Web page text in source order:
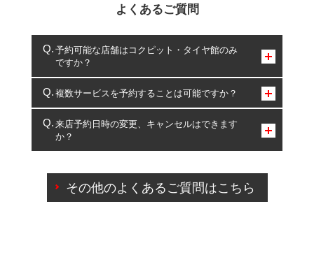
よくあるご質問
予約可能な店舗はコクピット・タイヤ館のみ
ですか？
コクピット・タイヤ館のみとなります。
複数サービスを予約することは可能ですか？
複数サービスのご予約は可能です。
一部の商品・サービスの組み合わせに限り、同時にご予約が
出来ないものもございます。
来店予約日時の変更、キャンセルはできます
か？
ご来店予約日の3営業日前を過ぎている場合のご予約
の日時変更につきましては、直接ご予約の店舗まで
その他のよくあるご質問はこちら